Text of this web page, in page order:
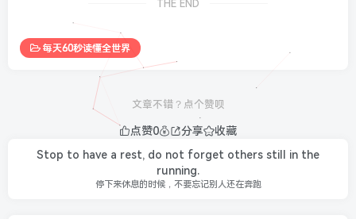
THE END
每天60秒读懂全世界
文章不错？点个赞呗
点赞0 分享
收藏
Stop to have a rest, do not forget others still in the
running.
停下来休息的时候，不要忘记别人还在奔跑